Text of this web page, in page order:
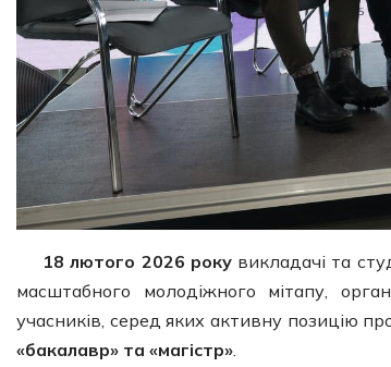
18 лютого 2026 рокувикладачі та
масштабного молодіжного мітапу,
учасників, серед яких активну позицію
«бакалавр» та «магістр».